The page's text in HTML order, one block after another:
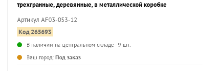
трехгранные, деревянные, в металлической коробке
Артикул AF03-053-12
Код 265693
В наличии на центральном складе - 9 шт.
Ваш город: Под заказ